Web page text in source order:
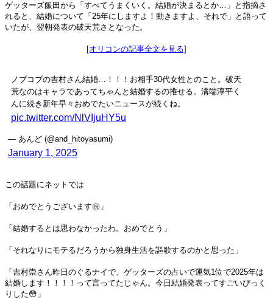
ゲッターズ飯田から「すべてうまくいく。結婚が決まるとか…」と指摘さ
れると、結婚について「25年にしますよ！動きますよ、それで」と語って
いたが、翌朝発表の破天荒さとなった。
[オリコンの記事全文を見る]
ノブコブの吉村さん結婚…！！！お相手30代女性とのこと。破天
荒なのはキャラであってちゃんと結婚するの推せる。溝端淳平く
んに続き新年早々おめでたいニュースが続くね。
pic.twitter.com/NlVIjuHY5u
— あんど (@and_hitoyasumi)
January 1, 2025
この話題にネットでは
「おめでとうございます㊗️」
「結婚するとは思わなかったわ。おめでとう」
「それなりにモテるだろうから独身生活を謳歌するのかと思った」
「吉村崇さん昨日のぐるナイで、ゲッターズの占いで運気1位で2025年は
結婚します！！！！って言ってたじゃん。今日結婚発表ってすごいびっく
りした😳」